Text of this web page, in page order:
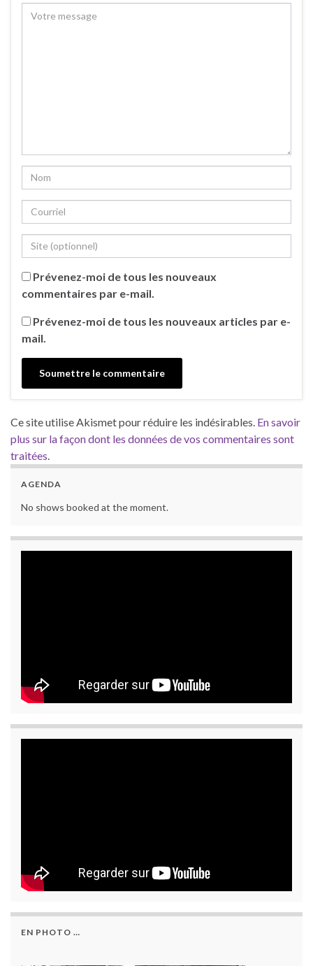
Prévenez-moi de tous les nouveaux
commentaires par e-mail.
Prévenez-moi de tous les nouveaux articles par e-
mail.
Ce site utilise Akismet pour réduire les indésirables. En savoir
plus sur la façon dont les données de vos commentaires sont
traitées
AGENDA
No shows booked at the moment.
EN PHOTO …